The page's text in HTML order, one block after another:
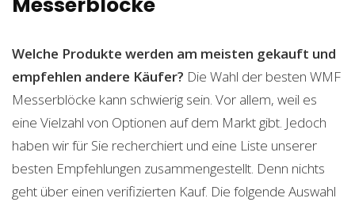
Welche Produkte werden am meisten gekauft und
empfehlen andere Käufer? Die Wahl der besten WMF
Messerblöcke kann schwierig sein. Vor allem, weil es
eine Vielzahl von Optionen auf dem Markt gibt. Jedoch
haben wir für Sie recherchiert und eine Liste unserer
besten Empfehlungen zusammengestellt. Denn nichts
geht über einen verifizierten Kauf. Die folgende Auswahl